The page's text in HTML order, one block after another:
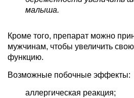
малыша.
Кроме того, препарат можно
мужчинам, чтобы увеличить
функцию.
Возможные побочные эффекты:
аллергическая реакция;